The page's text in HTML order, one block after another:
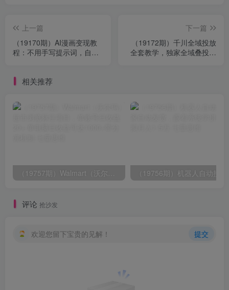
上一篇
（19170期）AI漫画变现教
程：不用手写提示词，自动
文收益上万
下一篇
（19172期）千川全域投放
全套教学，独家全域叠投抢
相关推荐
评论 抢沙发
欢迎您留下宝贵的见解！ 提交